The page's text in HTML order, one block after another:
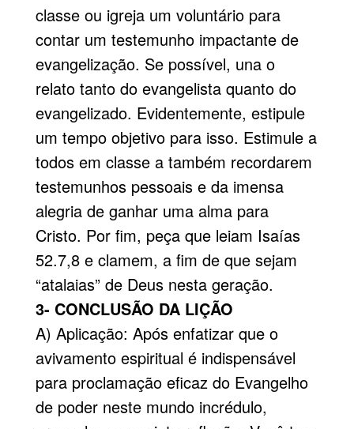
classe ou igreja um voluntário para
contar um testemunho impactante de
evangelização. Se possível, una o
relato tanto do evangelista quanto do
evangelizado. Evidentemente, estipule
um tempo objetivo para isso. Estimule a
todos em classe a também recordarem
testemunhos pessoais e da imensa
alegria de ganhar uma alma para
Cristo. Por fim, peça que leiam Isaías
52.7,8 e clamem, a fim de que sejam
“atalaias” de Deus nesta geração.
3- CONCLUSÃO DA LIÇÃO
A) Aplicação: Após enfatizar que o
avivamento espiritual é indispensável
para proclamação eficaz do Evange­lho
de poder neste mundo incrédulo,